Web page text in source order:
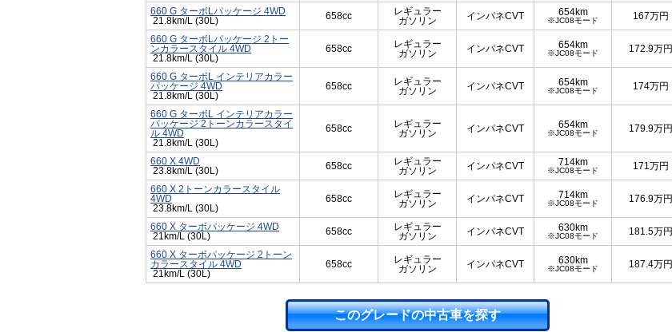
660 G ターボLパッケージ 4WD
21.8km/L (30L)
658cc
レギュラー
ガソリン
インパネCVT 654km
※JC08モード 167万円
660 G ターボLパッケージ 2トー
ンカラースタイル 4WD
21.8km/L (30L)
658cc
レギュラー
ガソリン
インパネCVT 654km
※JC08モード 172.9万円
660 G ターボL インテリアカラー
パッケージ 4WD
21.8km/L (30L)
658cc
レギュラー
ガソリン
インパネCVT 654km
※JC08モード 174万円
660 G ターボL インテリアカラー
パッケージ 2トーンカラースタイ
ル 4WD
21.8km/L (30L)
658cc
レギュラー
ガソリン
インパネCVT 654km
※JC08モード 179.9万円
660 X 4WD
23.8km/L (30L)
658cc
レギュラー
ガソリン
インパネCVT 714km
※JC08モード 171万円
660 X 2トーンカラースタイル
4WD
23.8km/L (30L)
658cc
レギュラー
ガソリン
インパネCVT 714km
※JC08モード 176.9万円
660 X ターボパッケージ 4WD
21km/L (30L)
658cc
レギュラー
ガソリン
インパネCVT 630km
※JC08モード 181.5万円
660 X ターボパッケージ 2トーン
カラースタイル 4WD
21km/L (30L)
658cc
レギュラー
ガソリン
インパネCVT 630km
※JC08モード 187.4万円
このグレードの中古車を探す